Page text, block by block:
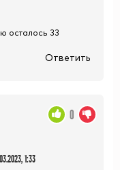
осталось 33
Ответить
1:33
0